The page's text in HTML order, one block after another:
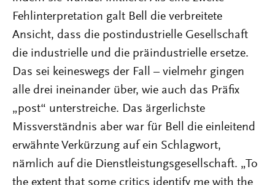
Fehlinterpretation galt Bell die verbreitete
Ansicht, dass die postindustrielle Gesellschaft
die industrielle und die präindustrielle ersetze.
Das sei keineswegs der Fall – vielmehr gingen
alle drei ineinander über, wie auch das Präfix
„post“ unterstreiche. Das ärgerlichste
Missverständnis aber war für Bell die einleitend
erwähnte Verkürzung auf ein Schlagwort,
nämlich auf die Dienstleistungsgesellschaft. „To
the extent that some critics identify me with the